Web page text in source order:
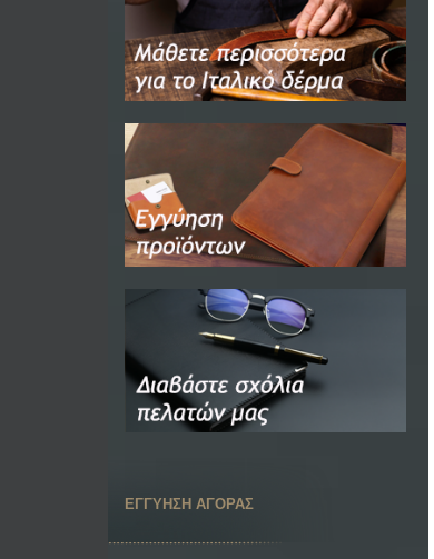
ΕΓΓΥΗΣΗ ΑΓΟΡΑΣ